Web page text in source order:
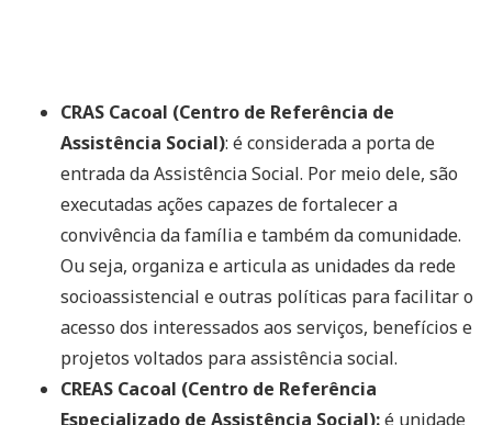
CRAS Cacoal (Centro de Referência de
Assistência Social): é considerada a porta de
entrada da Assistência Social. Por meio dele, são
executadas ações capazes de fortalecer a
convivência da família e também da comunidade.
Ou seja, organiza e articula as unidades da rede
socioassistencial e outras políticas para facilitar o
acesso dos interessados aos serviços, benefícios e
projetos voltados para assistência social.
CREAS Cacoal (Centro de Referência
Especializado de Assistência Social):é unidade